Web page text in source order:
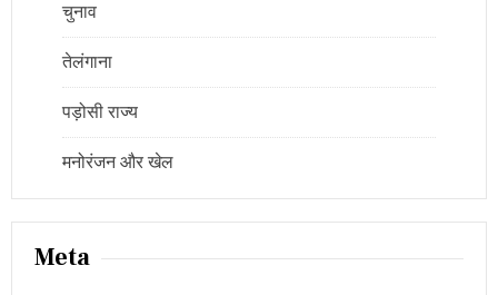
चुनाव
तेलंगाना
पड़ोसी राज्य
मनोरंजन और खेल
Meta